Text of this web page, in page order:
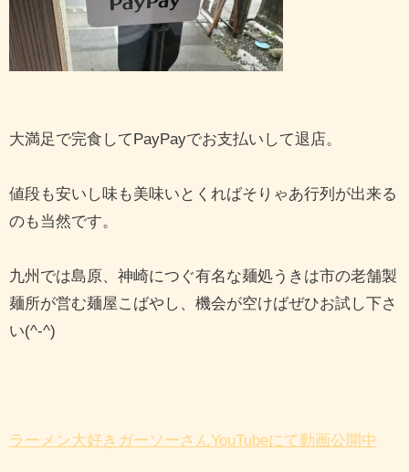
大満足で完食してPayPayでお支払いして退店。
値段も安いし味も美味いとくればそりゃあ行列が出来る
のも当然です。
九州では島原、神崎につぐ有名な麺処うきは市の老舗製
麺所が営む麺屋こばやし、機会が空けばぜひお試し下さ
い(^-^)
ラーメン大好きガーソーさんYouTubeにて動画公開中